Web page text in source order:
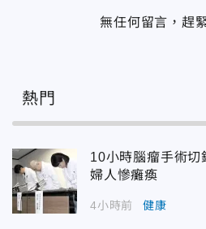
無任何留言，趕
熱門
10小時腦瘤手術
婦人慘癱瘓
4小時前 健康